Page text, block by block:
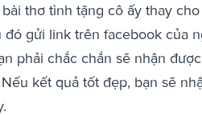
thơ tình tặng cô ấy thay
đó gửi link trên facebook của
phải chắc chắn sẽ nhận
kết quả tốt đẹp, bạn sẽ